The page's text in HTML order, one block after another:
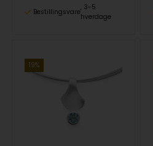
Bestillingsvare
3-5
hverdage
19%